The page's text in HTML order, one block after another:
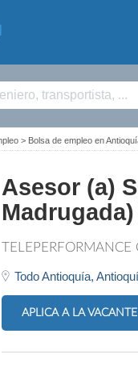
> Bolsa de empleo en
Asesor (a)
TELEPERFORMANCE
Todo Antioquía,
APLICA A LA VACANTE